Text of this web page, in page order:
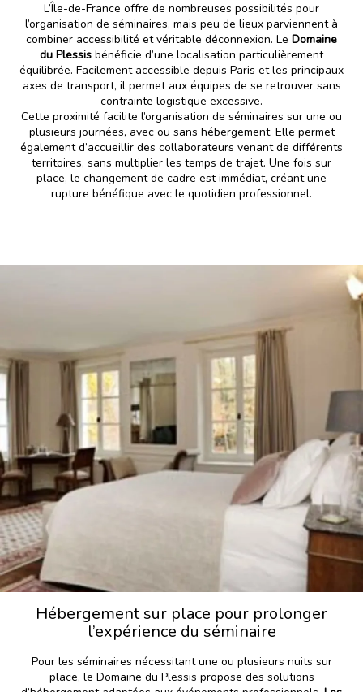
L’Île-de-France offre de nombreuses possibilités pour
l’organisation de séminaires, mais peu de lieux parviennent à
combiner accessibilité et véritable déconnexion. Le Domaine
du Plessis bénéficie d’une localisation particulièrement
équilibrée. Facilement accessible depuis Paris et les principaux
axes de transport, il permet aux équipes de se retrouver sans
contrainte logistique excessive.
Cette proximité facilite l’organisation de séminaires sur une ou
plusieurs journées, avec ou sans hébergement. Elle permet
également d’accueillir des collaborateurs venant de différents
territoires, sans multiplier les temps de trajet. Une fois sur
place, le changement de cadre est immédiat, créant une
rupture bénéfique avec le quotidien professionnel.
Hébergement sur place pour prolonger
l’expérience du séminaire
Pour les séminaires nécessitant une ou plusieurs nuits sur
place, le Domaine du Plessis propose des solutions